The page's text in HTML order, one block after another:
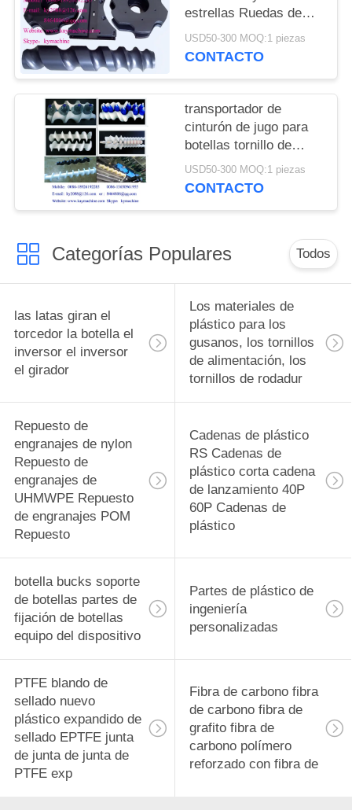
estrellas Ruedas de
estrellas de plástico y
engranajes de plástico
USD50-300 MOQ:1 piezas
CONTACTO
transportador de
cinturón de jugo para
botellas tornillo de
alimentación para
botellas tornillos de
equipos de
USD50-300 MOQ:1 piezas
CONTACTO
Categorías Populares Todos
las latas giran el
torcedor la botella el
inversor el inversor
el girador
Los materiales de
plástico para los
gusanos, los tornillos
de alimentación, los
tornillos de rodadur
Repuesto de
engranajes de nylon
Repuesto de
engranajes de
UHMWPE Repuesto
de engranajes POM
Repuesto
Cadenas de plástico
RS Cadenas de
plástico corta cadena
de lanzamiento 40P
60P Cadenas de
plástico
botella bucks soporte
de botellas partes de
fijación de botellas
equipo del dispositivo
Partes de plástico de
ingeniería
personalizadas
PTFE blando de
sellado nuevo
plástico expandido de
sellado EPTFE junta
de junta de junta de
PTFE exp
Fibra de carbono fibra
de carbono fibra de
grafito fibra de
carbono polímero
reforzado con fibra de